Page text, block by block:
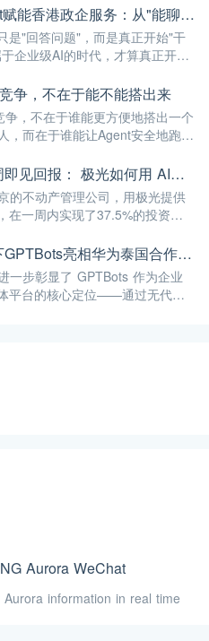
AI Agent赋能香港政企服务：从"能聊天"到"能干活"的最后一公里
是"回答问题"，而是真正开始"干
企业级AI的时代，才算真正开
争，不在于能不能搭出来
争，不在于谁能更方便地搭出一个
，而在于谁能让Agent安全地跑进
上线首周即见回报： 极光如何用 AI，帮助日本公司破解全球化服务时差
的不动产管理公司，用极光提供
在一周内实现了37.5%的投资回
海"。
极光旗下GPTBots亮相华为泰国合作伙伴峰会，带来让流量真正转化为业绩的AI解决方案
一步彰显了 GPTBots 作为企业
平台的核心定位——通过无代码
Aurora WeChat
information in real time